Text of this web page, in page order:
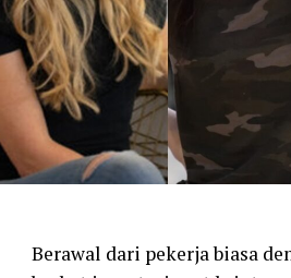
Berawal dari pekerja biasa